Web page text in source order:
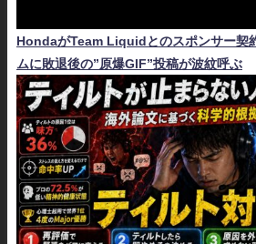
HondaがTeam Liquidとのスポンサー契
ムに敗退後の”原爆GIF”投稿が波紋呼ぶ